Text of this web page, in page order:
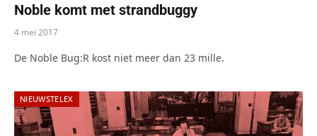
Noble komt met strandbuggy
4 mei 2017
De Noble Bug:R kost niet meer dan 23 mille.
NIEUWSTELEX